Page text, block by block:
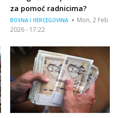
za pomoć radnicima?
BOSNA I HERCEGOVINA
Mon, 2 Feb
2026 - 17:22